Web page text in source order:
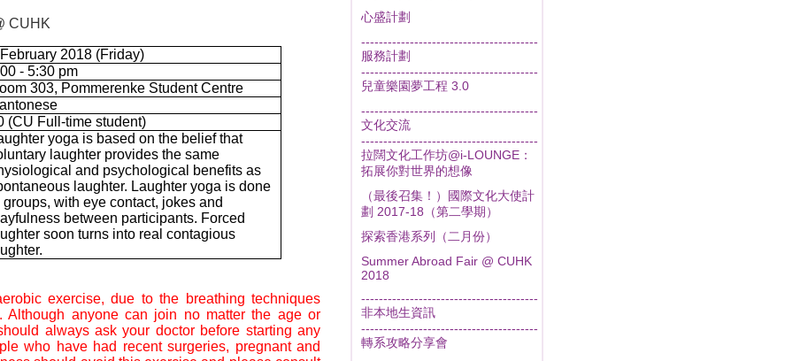
CUHK
2018 (Friday)
- 5:30 pm
303, Pommerenke Student Centre
(CU Full-time student)
yoga is based on the belief that
laughter provides the same
and psychological benefits as
laughter. Laughter yoga is done
groups, with eye contact, jokes and
between participants. Forced
soon turns into real contagious
exercise, due to the breathing techniques
Although anyone can join no matter the age or
always ask your doctor before starting any
who have had recent surgeries, pregnant and
心盛計劃
----------------------------------------
服務計劃
----------------------------------------
兒童樂園夢工程 3.0
----------------------------------------
文化交流
----------------------------------------
拉闊文化工作坊@i-LOUNGE：
拓展你對世界的想像
（最後召集！）國際文化大使計
劃 2017-18（第二學期）
探索香港系列（二月份）
Summer Abroad Fair @ CUHK
2018
----------------------------------------
非本地生資訊
----------------------------------------
轉系攻略分享會